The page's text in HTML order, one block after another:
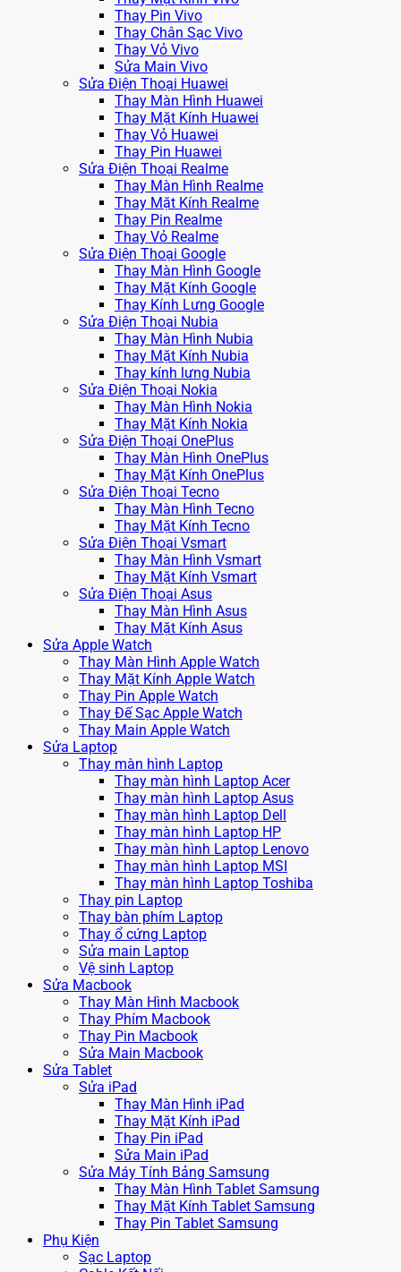
Thay Pin Vivo
Thay Chân Sạc Vivo
Thay Vỏ Vivo
Sửa Main Vivo
Sửa Điện Thoại Huawei
Thay Màn Hình Huawei
Thay Mặt Kính Huawei
Thay Vỏ Huawei
Thay Pin Huawei
Sửa Điện Thoại Realme
Thay Màn Hình Realme
Thay Mặt Kính Realme
Thay Pin Realme
Thay Vỏ Realme
Sửa Điện Thoại Google
Thay Màn Hình Google
Thay Mặt Kính Google
Thay Kính Lưng Google
Sửa Điện Thoại Nubia
Thay Màn Hình Nubia
Thay Mặt Kính Nubia
Thay kính lưng Nubia
Sửa Điện Thoại Nokia
Thay Màn Hình Nokia
Thay Mặt Kính Nokia
Sửa Điện Thoại OnePlus
Thay Màn Hình OnePlus
Thay Mặt Kính OnePlus
Sửa Điện Thoại Tecno
Thay Màn Hình Tecno
Thay Mặt Kính Tecno
Sửa Điện Thoại Vsmart
Thay Màn Hình Vsmart
Thay Mặt Kính Vsmart
Sửa Điện Thoại Asus
Thay Màn Hình Asus
Thay Mặt Kính Asus
Sửa Apple Watch
Thay Màn Hình Apple Watch
Thay Mặt Kính Apple Watch
Thay Pin Apple Watch
Thay Đế Sạc Apple Watch
Thay Main Apple Watch
Sửa Laptop
Thay màn hình Laptop
Thay màn hình Laptop Acer
Thay màn hình Laptop Asus
Thay màn hình Laptop Dell
Thay màn hình Laptop HP
Thay màn hình Laptop Lenovo
Thay màn hình Laptop MSI
Thay màn hình Laptop Toshiba
Thay pin Laptop
Thay bàn phím Laptop
Thay ổ cứng Laptop
Sửa main Laptop
Vệ sinh Laptop
Sửa Macbook
Thay Màn Hình Macbook
Thay Phím Macbook
Thay Pin Macbook
Sửa Main Macbook
Sửa Tablet
Sửa iPad
Thay Màn Hình iPad
Thay Mặt Kính iPad
Thay Pin iPad
Sửa Main iPad
Sửa Máy Tính Bảng Samsung
Thay Màn Hình Tablet Samsung
Thay Mặt Kính Tablet Samsung
Thay Pin Tablet Samsung
Phụ Kiện
Sạc Laptop